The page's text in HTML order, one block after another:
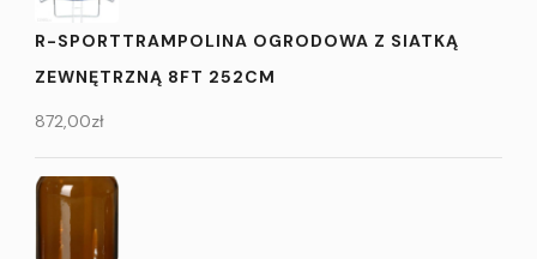
R-SPORTTRAMPOLINA OGRODOWA Z SIATKĄ
ZEWNĘTRZNĄ 8FT 252CM
872,00zł